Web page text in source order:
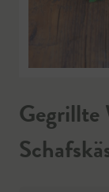
Gegrillte